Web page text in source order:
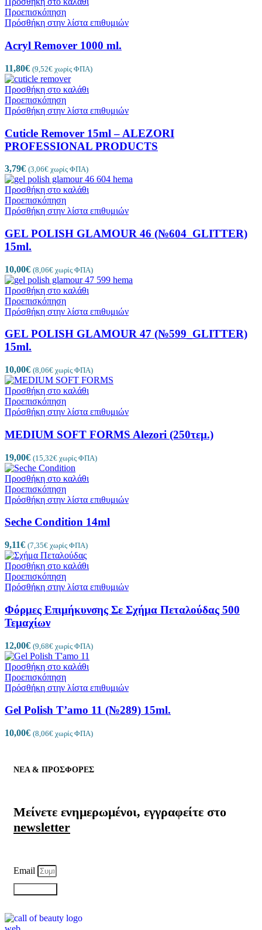
Προεπισκόπηση
Πρόσθήκη στην λίστα επιθυμιών
Acryl Remover 1000 ml.
11,80€ (9,52€ χωρίς ΦΠΑ)
Προσθήκη στο καλάθι
Προεπισκόπηση
Πρόσθήκη στην λίστα επιθυμιών
Cuticle Remover 15ml – ALEZORI
PROFESSIONAL PRODUCTS
3,79€ (3,06€ χωρίς ΦΠΑ)
Προσθήκη στο καλάθι
Προεπισκόπηση
Πρόσθήκη στην λίστα επιθυμιών
GEL POLISH GLAMOUR 46 (№604_GLITTER)
15ml.
10,00€ (8,06€ χωρίς ΦΠΑ)
Προσθήκη στο καλάθι
Προεπισκόπηση
Πρόσθήκη στην λίστα επιθυμιών
GEL POLISH GLAMOUR 47 (№599_GLITTER)
15ml.
10,00€ (8,06€ χωρίς ΦΠΑ)
Προσθήκη στο καλάθι
Προεπισκόπηση
Πρόσθήκη στην λίστα επιθυμιών
MEDIUM SOFT FORMS Alezori (250τεμ.)
19,00€ (15,32€ χωρίς ΦΠΑ)
Προσθήκη στο καλάθι
Προεπισκόπηση
Πρόσθήκη στην λίστα επιθυμιών
Seche Condition 14ml
9,11€ (7,35€ χωρίς ΦΠΑ)
Προσθήκη στο καλάθι
Προεπισκόπηση
Πρόσθήκη στην λίστα επιθυμιών
Φόρμες Επιμήκυνσης Σε Σχήμα Πεταλούδας 500
Τεμαχίων
12,00€ (9,68€ χωρίς ΦΠΑ)
Προσθήκη στο καλάθι
Προεπισκόπηση
Πρόσθήκη στην λίστα επιθυμιών
Gel Polish T’amo 11 (№289) 15ml.
10,00€ (8,06€ χωρίς ΦΠΑ)
ΝΕΑ & ΠΡΟΣΦΟΡΕΣ
Μείνετε ενημερωμένοι, εγγραφείτε στο
newsletter
Email